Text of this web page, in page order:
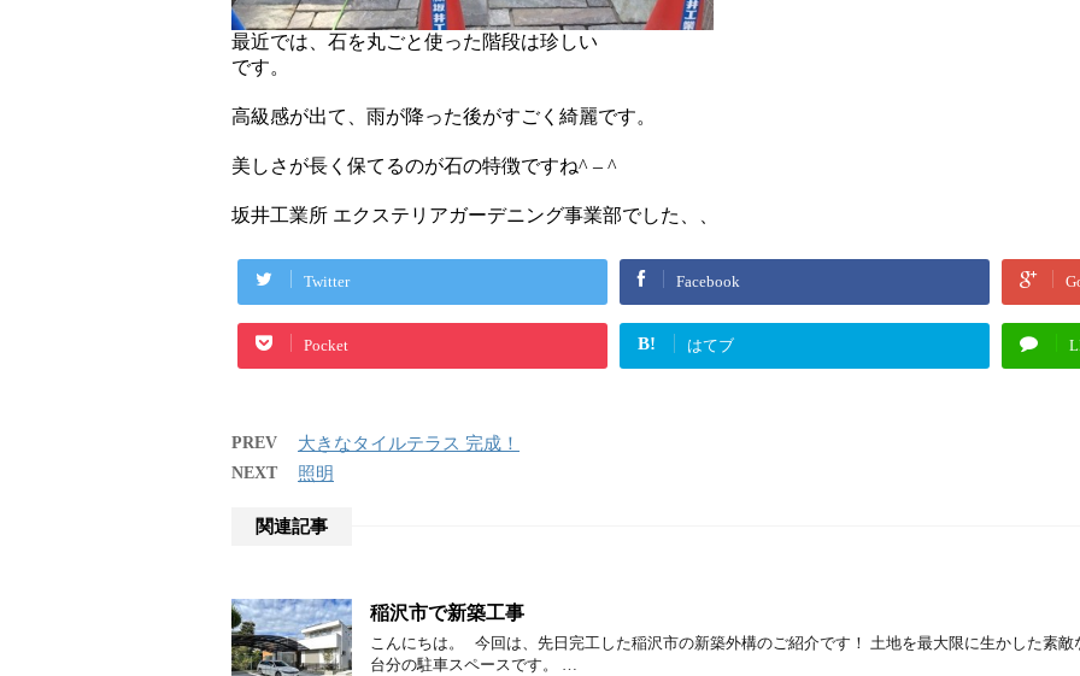
最近では、石を丸ごと使った階段は珍しい
です。
高級感が出て、雨が降った後がすごく綺麗です。
美しさが長く保てるのが石の特徴ですね^ – ^
坂井工業所 エクステリアガーデニング事業部でした、、
Twitter Facebook
Pocket B! はてブ
PREV 大きなタイルテラス 完成！
NEXT 照明
関連記事
稲沢市で新築工事
こんにちは。 今回は、先日完工した稲沢市の新築外構のご紹介です！ 土地を最大限に生かした素
台分の駐車スペースです。 …